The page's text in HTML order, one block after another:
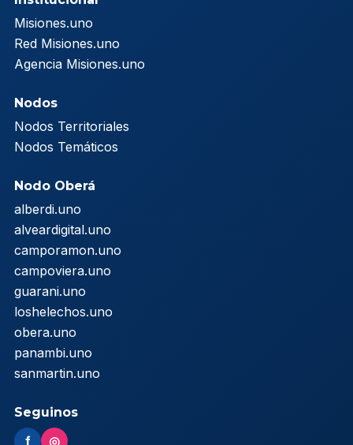
Misiones.uno
Red Misiones.uno
Agencia Misiones.uno
Nodos
Nodos Territoriales
Nodos Temáticos
Nodo Oberá
alberdi.uno
alveardigital.uno
camporamon.uno
campoviera.uno
guarani.uno
loshelechos.uno
obera.uno
panambi.uno
sanmartin.uno
Seguinos
f ◎